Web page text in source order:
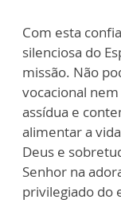
Com esta
silenciosa do
missão. Não
vocacional
assídua e
alimentar a
Deus e
Senhor na
privilegiado do